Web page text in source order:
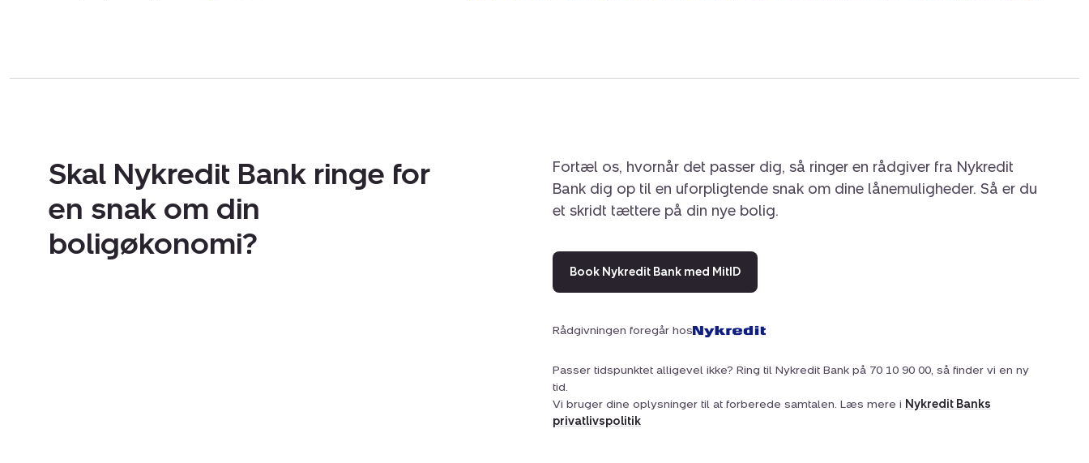
Skal Nykredit Bank ringe for
en snak om din
boligøkonomi?
Fortæl os, hvornår det passer dig, så ringer en rådgiver fra Nykredit
Bank dig op til en uforpligtende snak om dine lånemuligheder. Så er du
et skridt tættere på din nye bolig.
Book Nykredit Bank med MitID
Rådgivningen foregår hos
Passer tidspunktet alligevel ikke? Ring til Nykredit Bank på 70 10 90 00, så finder vi en ny
tid.
Vi bruger dine oplysninger til at forberede samtalen. Læs mere i Nykredit Banks
privatlivspolitik